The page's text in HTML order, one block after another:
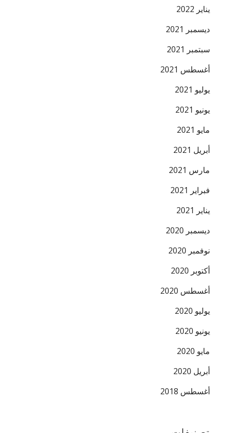
يناير 2022
ديسمبر 2021
سبتمبر 2021
أغسطس 2021
يوليو 2021
يونيو 2021
مايو 2021
أبريل 2021
مارس 2021
فبراير 2021
يناير 2021
ديسمبر 2020
نوفمبر 2020
أكتوبر 2020
أغسطس 2020
يوليو 2020
يونيو 2020
مايو 2020
أبريل 2020
أغسطس 2018